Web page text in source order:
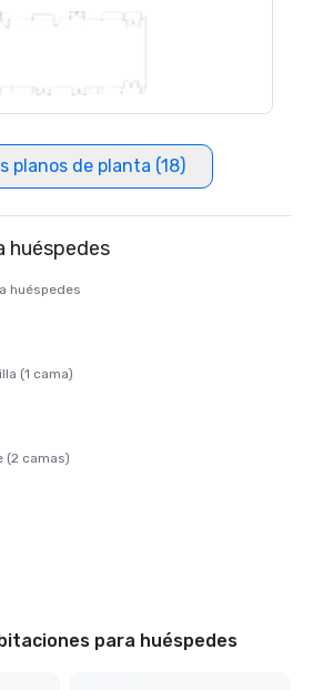
planos de planta (18)
huéspedes
huéspedes
(1 cama)
(2 camas)
para huéspedes